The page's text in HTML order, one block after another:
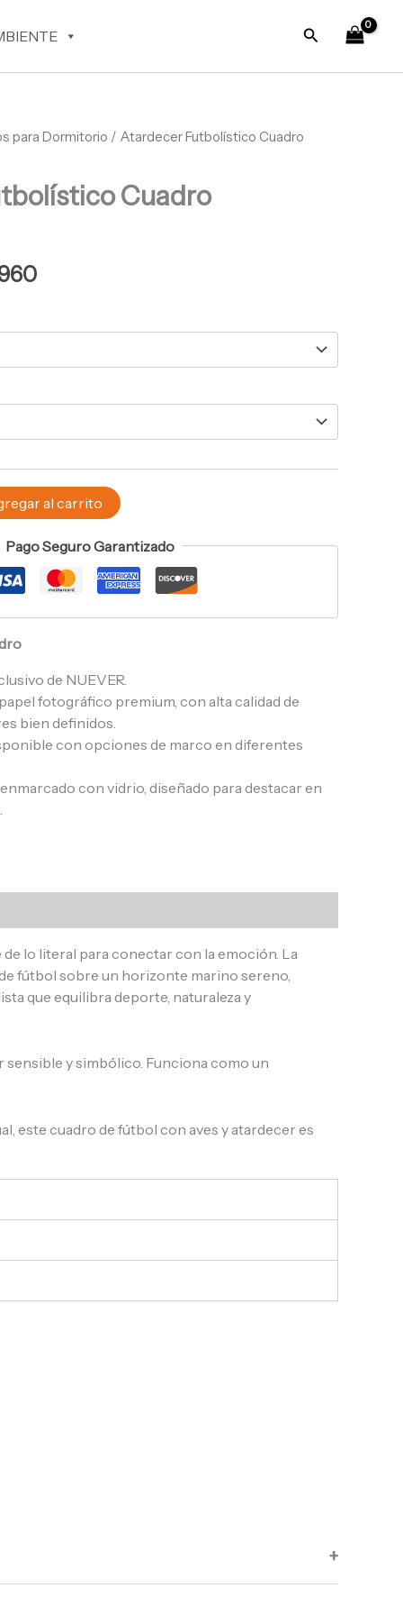
Buscar
para Dormitorio / Atardecer Futbolístico Cuadro
Cuadro
Rango
precios:
$ 64.960
$ 68.960
al carrito
Pago Seguro Garantizado
de NUEVER.
fotográfico premium, con alta calidad de
bien definidos.
con opciones de marco en diferentes
con vidrio, diseñado para destacar en
lo literal para conectar con la emoción. La
fútbol sobre un horizonte marino sereno,
que equilibra deporte, naturaleza y
sensible y simbólico. Funciona como un
este cuadro de fútbol con aves y atardecer es
$ 68.960